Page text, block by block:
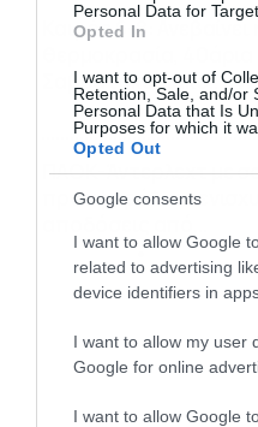
Personal Data for
Opted In
I want to opt-out of
Retention, Sale, and/or
Personal Data that Is
Purposes for which it
Opted Out
Google consents
I want to allow Google
related to advertising
device identifiers in
I want to allow my user
Google for online
I want to allow Google
Καιρός 6-8: Ανεβαίνει η
Σαββατοκύριακο…
06/08/2026 22:00
ΠΑΟΚ-Άντερλεχτ με
προσφορά* και
το Pamestoixima.gr
06/08/2026 14:02